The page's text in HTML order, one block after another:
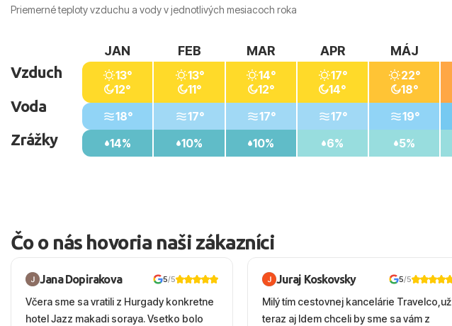
Priemerné teploty vzduchu a vody v jednotlivých mesiacoch roka
Vzduch
Voda
Zrážky
JAN
13°
12°
18°
14%
FEB
13°
11°
17°
10%
MAR
14°
12°
17°
10%
APR
17°
14°
17°
6%
MÁJ
22°
18°
19°
5%
Čo o nás hovoria naši zákazníci
Jana Dopirakova 5/5
Včera sme sa vratili z Hurgady konkretne
hotel Jazz makadi soraya. Vsetko bolo
Juraj Koskovsky 5/5
Milý tím cestovnej kancelárie Travelco,už
teraz aj Idem chceli by sme sa vám z